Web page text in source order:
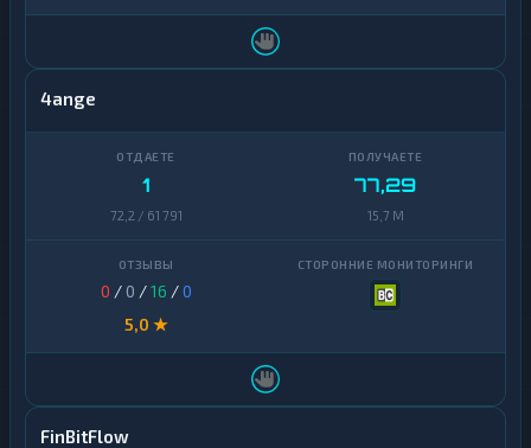
4ange
1
72,2 / 61 791
77,29
15,7 M
0 / 0 /16 /0
5,0 ★
FinBitFlow